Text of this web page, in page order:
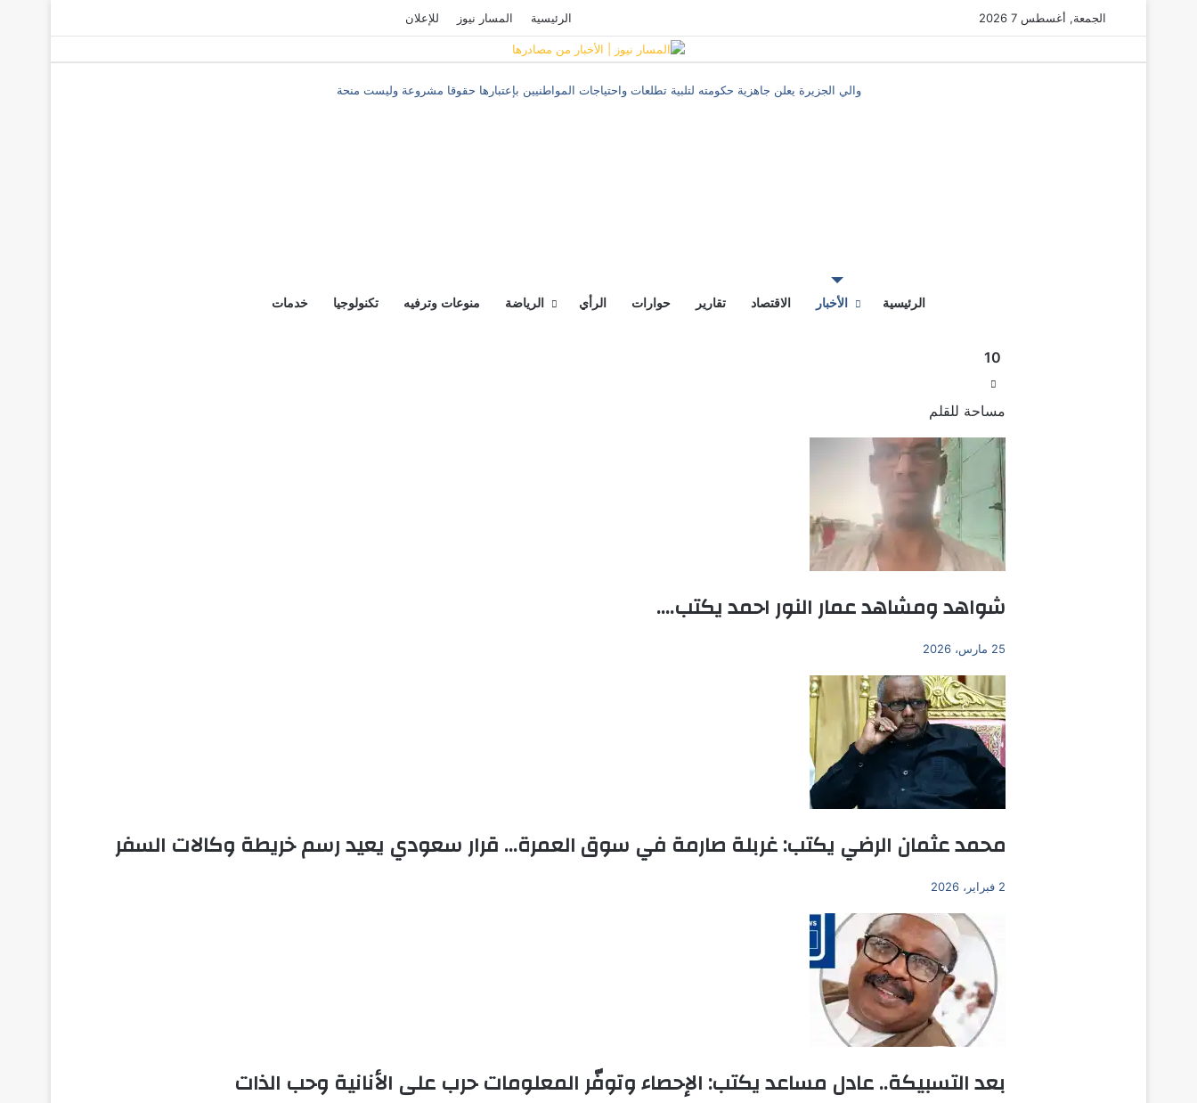
الجمعة, أغسطس 7 2026 ‫YouTubeتسجيل الدخول
الرئيسية المسار نيوز للإعلان
والي الجزيرة يعلن جاهزية حكومته لتلبية تطلعات واحتياجات المواطنيين بإعتبارها حقوقا مشروعة وليست منحة
التالي الرئيسية الأخبار الاقتصاد تقارير حوارات الرأي الرياضة منوعات وترفيه تكنولوجيا خدمات
10
مساحة للقلم
شواهد ومشاهد عمار النور احمد يكتب….
25 مارس، 2026
محمد عثمان الرضي يكتب: غربلة صارمة في سوق العمرة… قرار سعودي يعيد رسم خريطة وكالات السفر
2 فبراير، 2026
بعد التسبيكة.. عادل مساعد يكتب: الإحصاء وتوفّر المعلومات حرب على الأنانية وحب الذات